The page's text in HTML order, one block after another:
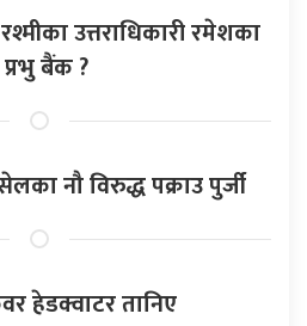
उत्तराधिकारी रमेशका
बैंक ?
नौ विरुद्ध पक्राउ पुर्जी
हेडक्वाटर तानिए